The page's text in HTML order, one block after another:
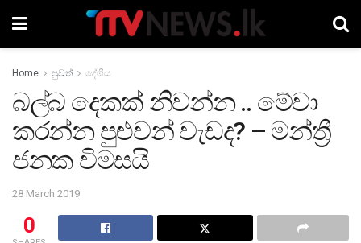
Home පුවත් දේශීය
බල්බ දෙකක් නිවන්න .. මේවා
කරන්න පුළුවන් වැඩද? – මන්ත්‍රී
ජනක විමසයි
28 March 2019
0